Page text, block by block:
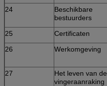
24
Beschikbare
bestuurders
25
Certificaten
26
Werkomgeving
27
Het leven van de
vingeraanraking